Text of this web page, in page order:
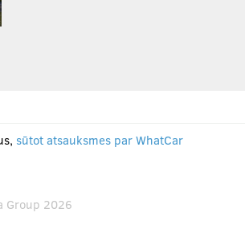
sūtot atsauksmes par WhatCar
Group 2026